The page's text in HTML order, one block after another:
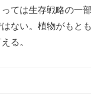
ては生存戦略の一部
ない。植物がもと
る。